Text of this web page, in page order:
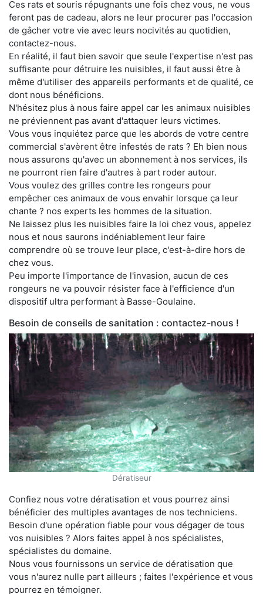
Ces rats et souris répugnants une fois chez vous, ne vous
feront pas de cadeau, alors ne leur procurer pas l'occasion
de gâcher votre vie avec leurs nocivités au quotidien,
contactez-nous.
En réalité, il faut bien savoir que seule l'expertise n'est pas
suffisante pour détruire les nuisibles, il faut aussi être à
même d'utiliser des appareils performants et de qualité, ce
dont nous bénéficions.
N'hésitez plus à nous faire appel car les animaux nuisibles
ne préviennent pas avant d'attaquer leurs victimes.
Vous vous inquiétez parce que les abords de votre centre
commercial s'avèrent être infestés de rats ? Eh bien nous
nous assurons qu'avec un abonnement à nos services, ils
ne pourront rien faire d'autres à part roder autour.
Vous voulez des grilles contre les rongeurs pour
empêcher ces animaux de vous envahir lorsque ça leur
chante ? nos experts les hommes de la situation.
Ne laissez plus les nuisibles faire la loi chez vous, appelez
nous et nous saurons indéniablement leur faire
comprendre où se trouve leur place, c'est-à-dire hors de
chez vous.
Peu importe l'importance de l'invasion, aucun de ces
rongeurs ne va pouvoir résister face à l'efficience d'un
dispositif ultra performant à Basse-Goulaine.
Besoin de conseils de sanitation : contactez-nous !
Dératiseur
Confiez nous votre dératisation et vous pourrez ainsi
bénéficier des multiples avantages de nos techniciens.
Besoin d'une opération fiable pour vous dégager de tous
vos nuisibles ? Alors faites appel à nos spécialistes,
spécialistes du domaine.
Nous vous fournissons un service de dératisation que
vous n'aurez nulle part ailleurs ; faites l'expérience et vous
pourrez en témoigner.